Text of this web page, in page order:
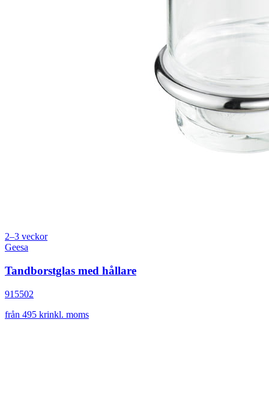
2–3 veckor
Geesa
Tandborstglas med hållare
915502
från 495 krinkl. moms